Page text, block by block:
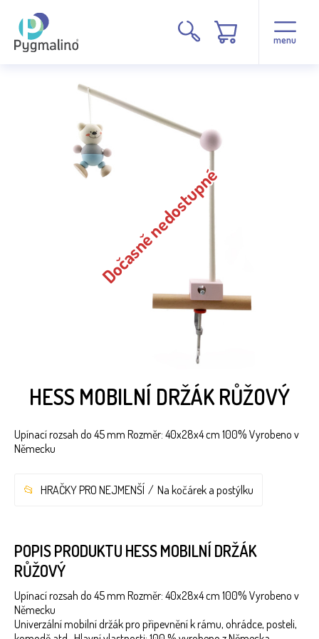
menu
Dočasně nedostupné
HESS MOBILNÍ DRŽÁK RŮŽOVÝ
Upínací rozsah do 45 mm Rozměr: 40x28x4 cm 100% Vyrobeno v
Německu
HRAČKY PRO NEJMENŠÍ Na kočárek a postýlku
POPIS PRODUKTU HESS MOBILNÍ DRŽÁK
RŮŽOVÝ
Upínací rozsah do 45 mm Rozměr: 40x28x4 cm 100% Vyrobeno v
Německu
Univerzální mobilní držák pro připevnění k rámu, ohrádce, posteli,